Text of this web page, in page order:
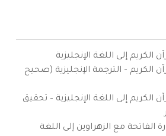
الكريم إلى اللغة الإنجليزية
الكريم – الترجمة الإنجليزية (صحيح
الكريم إلى اللغة الإنجليزية – تحقيق
الفاتحة مع الزهراوين إلى اللغة